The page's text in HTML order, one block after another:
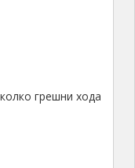
грешни хода